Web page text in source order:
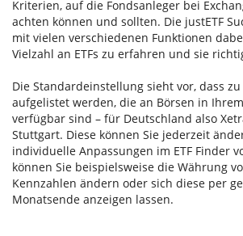
Kriterien, auf die Fondsanleger bei
achten können und sollten. Die justETF
mit vielen verschiedenen Funktionen
Vielzahl an ETFs zu erfahren und sie
Die Standardeinstellung sieht vor, dass
aufgelistet werden, die an Börsen in
verfügbar sind – für Deutschland also
Stuttgart. Diese können Sie jederzeit
individuelle Anpassungen im ETF Finder
können Sie beispielsweise die Währung
Kennzahlen ändern oder sich diese per
Monatsende anzeigen lassen.